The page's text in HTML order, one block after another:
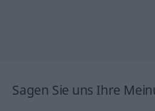
Sagen Sie uns Ihre